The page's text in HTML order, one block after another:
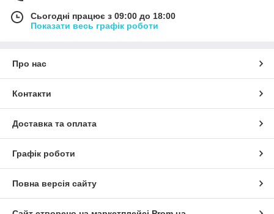
Сьогодні працює з 09:00 до 18:00
Показати весь графік роботи
Про нас
Контакти
Доставка та оплата
Графік роботи
Повна версія сайту